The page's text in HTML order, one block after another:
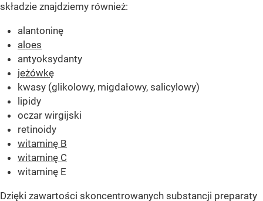
składzie znajdziemy również:
alantoninę
aloes
antyoksydanty
jeżówkę
kwasy (glikolowy, migdałowy, salicylowy)
lipidy
oczar wirgijski
retinoidy
witaminę B
witaminę C
witaminę E
Dzięki zawartości skoncentrowanych substancji preparaty